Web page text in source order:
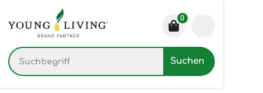
0